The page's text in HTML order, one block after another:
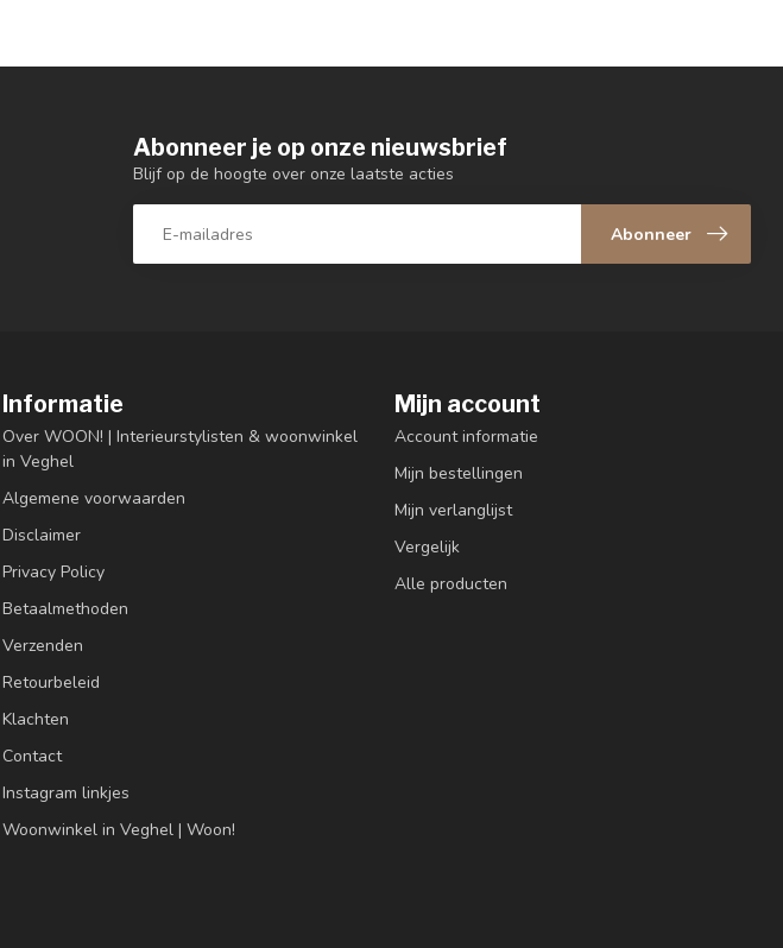
Abonneer je op onze nieuwsbrief
Blijf op de hoogte over onze laatste acties
Abonneer
Informatie
Over WOON! | Interieurstylisten & woonwinkel
in Veghel
Algemene voorwaarden
Disclaimer
Privacy Policy
Betaalmethoden
Verzenden
Retourbeleid
Klachten
Contact
Instagram linkjes
Woonwinkel in Veghel | Woon!
Mijn account
Account informatie
Mijn bestellingen
Mijn verlanglijst
Vergelijk
Alle producten